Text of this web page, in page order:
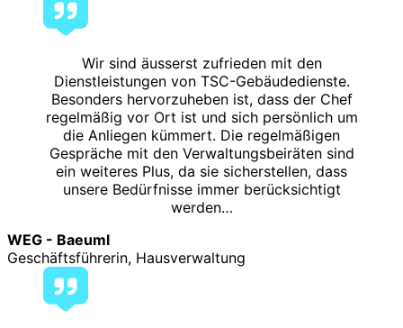
Wir sind äusserst zufrieden mit den
Dienstleistungen von TSC-Gebäudedienste.
Besonders hervorzuheben ist, dass der Chef
regelmäßig vor Ort ist und sich persönlich um
die Anliegen kümmert. Die regelmäßigen
Gespräche mit den Verwaltungsbeiräten sind
ein weiteres Plus, da sie sicherstellen, dass
unsere Bedürfnisse immer berücksichtigt
werden…
WEG - Baeuml
Geschäftsführerin, Hausverwaltung